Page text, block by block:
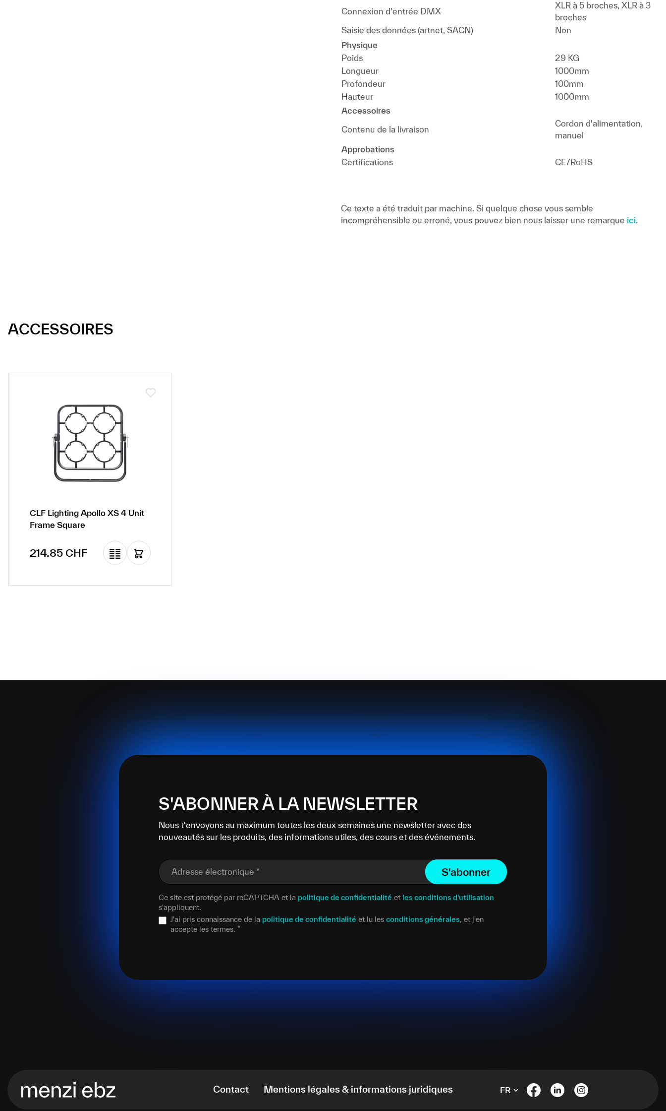
Connexion d'entrée DMX
XLR à 5 broches, XLR à 3
broches
Saisie des données (artnet, SACN)
Non
Physique
Poids
29 KG
Longueur
1000mm
Profondeur
100mm
Hauteur
1000mm
Accessoires
Contenu de la livraison
Cordon d'alimentation,
manuel
Approbations
Certifications
CE/RoHS
Ce texte a été traduit par machine. Si quelque chose vous semble
incompréhensible ou erroné, vous pouvez bien nous laisser une remarque ici.
ACCESSOIRES
CLF Lighting Apollo XS 4 Unit
Frame Square
Prix régulier :
214.85 CHF
S'ABONNER À LA NEWSLETTER
Nous t'envoyons au maximum toutes les deux semaines une newsletter avec des
nouveautés sur les produits, des informations utiles, des cours et des événements.
Adresse électronique * S'abonner
Ce site est protégé par reCAPTCHA et la politique de confidentialité et les conditions d'utilisation
s'appliquent.
J'ai pris connaissance de la politique de confidentialité et lu les conditions générales, et j'en
accepte les termes. *
Contact Mentions légales & informations juridiques FR